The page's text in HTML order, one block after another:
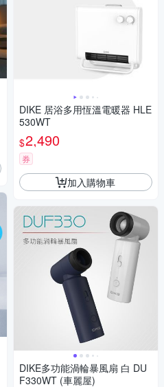
DIKE 居浴多用恆溫電暖器 HLE
530WT
$2,490
券
加入購物車
DIKE多功能渦輪暴風扇 白 DU
F330WT (車麗屋)